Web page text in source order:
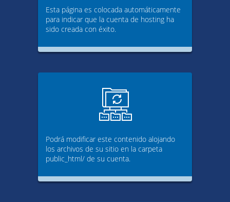
Esta página es colocada automáticamente
para indicar que la cuenta de hosting ha
sido creada con éxito.
Podrá modificar este contenido alojando
los archivos de su sitio en la carpeta
public_html/ de su cuenta.